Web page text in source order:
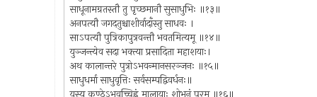
साधूनामग्रतस्तौ तु पृच्छमानौ सुसाधुभिः ॥१३॥
अनपत्यौ जगदतुश्चाशीर्वादाँस्तु साधवः ।
साऽपत्यौ पुत्रिकापुत्रवन्तौ भवतमित्यमू ॥१४॥
युञ्जन्त्येव सदा भक्त्या प्रसादिता महाशयाः।
अथ कालान्तरे पुत्रोऽभवन्मानसरञ्जनः ॥१५॥
साधुधर्मा साधुवृत्तिः सर्वसम्पद्विवर्धनः॥